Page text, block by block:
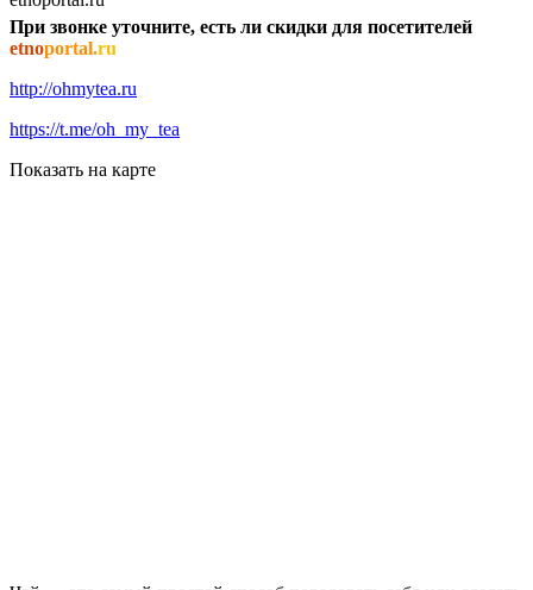
При звонке уточните, есть ли скидки для посетителей
etnoportal.ru
http://ohmytea.ru
https://t.me/oh_my_tea
Показать на карте